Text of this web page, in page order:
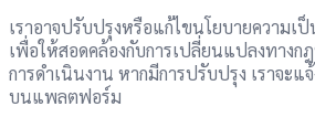
เราอาจปรับปรุงหรือแก้ไขนโยบายความเ
เพื่อให้สอดคล้องกับการเปลี่ยนแปลงทางก
การดำเนินงาน หากมีการปรับปรุง เราจะ
บนแพลตฟอร์ม